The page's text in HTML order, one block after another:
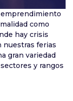
emprendimiento
como
hay crisis
nuestras ferias
gran variedad
y rangos